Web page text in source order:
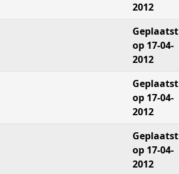
2012
Geplaatst
op 17-04-
2012
Geplaatst
op 17-04-
2012
Geplaatst
op 17-04-
2012